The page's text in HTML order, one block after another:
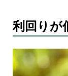
利回りが